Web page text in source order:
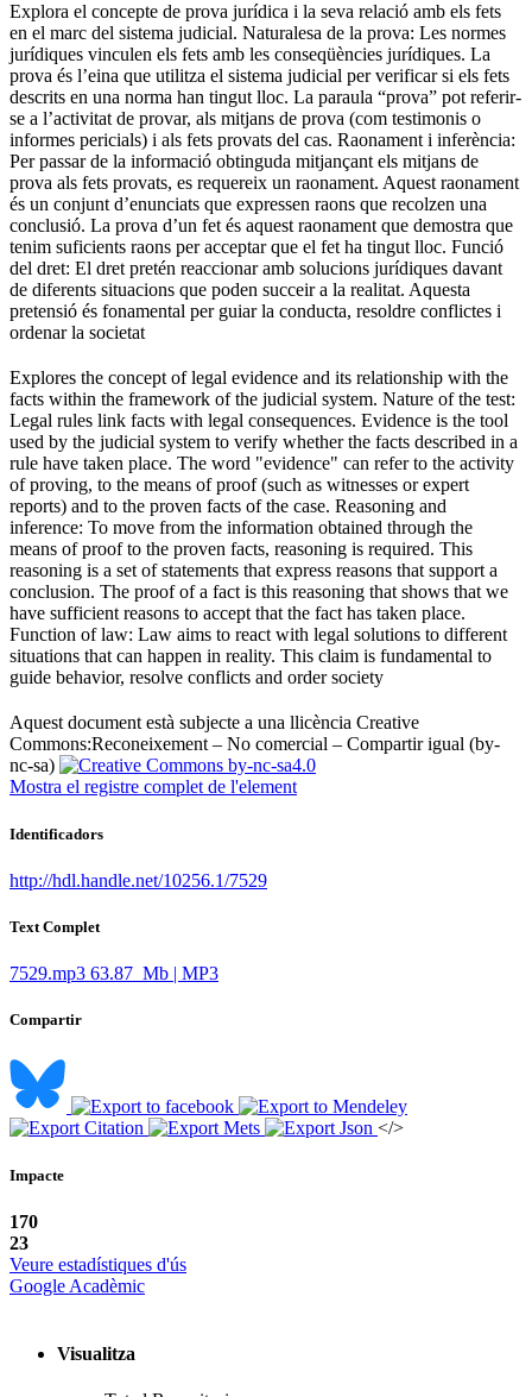
Explora el concepte de prova jurídica i la seva relació amb els fets
en el marc del sistema judicial. Naturalesa de la prova: Les normes
jurídiques vinculen els fets amb les conseqüències jurídiques. La
prova és l’eina que utilitza el sistema judicial per verificar si els fets
descrits en una norma han tingut lloc. La paraula “prova” pot referir-
se a l’activitat de provar, als mitjans de prova (com testimonis o
informes pericials) i als fets provats del cas. Raonament i inferència:
Per passar de la informació obtinguda mitjançant els mitjans de
prova als fets provats, es requereix un raonament. Aquest raonament
és un conjunt d’enunciats que expressen raons que recolzen una
conclusió. La prova d’un fet és aquest raonament que demostra que
tenim suficients raons per acceptar que el fet ha tingut lloc. Funció
del dret: El dret pretén reaccionar amb solucions jurídiques davant
de diferents situacions que poden succeir a la realitat. Aquesta
pretensió és fonamental per guiar la conducta, resoldre conflictes i
ordenar la societat ​
Explores the concept of legal evidence and its relationship with the
facts within the framework of the judicial system. Nature of the test:
Legal rules link facts with legal consequences. Evidence is the tool
used by the judicial system to verify whether the facts described in a
rule have taken place. The word "evidence" can refer to the activity
of proving, to the means of proof (such as witnesses or expert
reports) and to the proven facts of the case. Reasoning and
inference: To move from the information obtained through the
means of proof to the proven facts, reasoning is required. This
reasoning is a set of statements that express reasons that support a
conclusion. The proof of a fact is this reasoning that shows that we
have sufficient reasons to accept that the fact has taken place.
Function of law: Law aims to react with legal solutions to different
situations that can happen in reality. This claim is fundamental to
guide behavior, resolve conflicts and order society ​
Aquest document està subjecte a una llicència Creative
Commons:Reconeixement – No comercial – Compartir igual (by-
nc-sa)
Mostra el registre complet de l'element
Identificadors
http://hdl.handle.net/10256.1/7529
Text Complet
7529.mp3 63.87 Mb | MP3
Compartir
</>
Impacte
170
23
Veure estadístiques d'ús
Google Acadèmic
Visualitza